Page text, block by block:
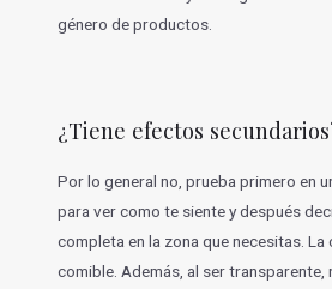
género de productos.
¿Tiene efectos
Por lo general no, prueba primero en
para ver como te siente y después
completa en la zona que necesitas. La
comible. Además, al ser transparente,